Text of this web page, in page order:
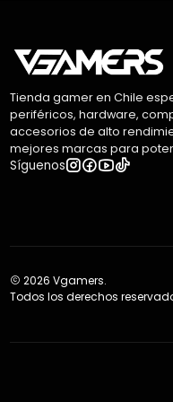
Tienda gamer en Chile
periféricos, hardware,
accesorios de alto
mejores marcas para
Síguenos
2026 Vgamers.
Todos los derechos